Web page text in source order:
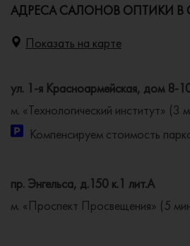
АДРЕСА САЛОНОВ ОПТИКИ В
Показать на карте
ул. 1-я Красноармейская, дом 8-
м. «Технологический институт» (3
Компенсируем стоимость
пр. Энгельса, д.150 к.1 лит.А
м. «Проспект Просвещения» (5